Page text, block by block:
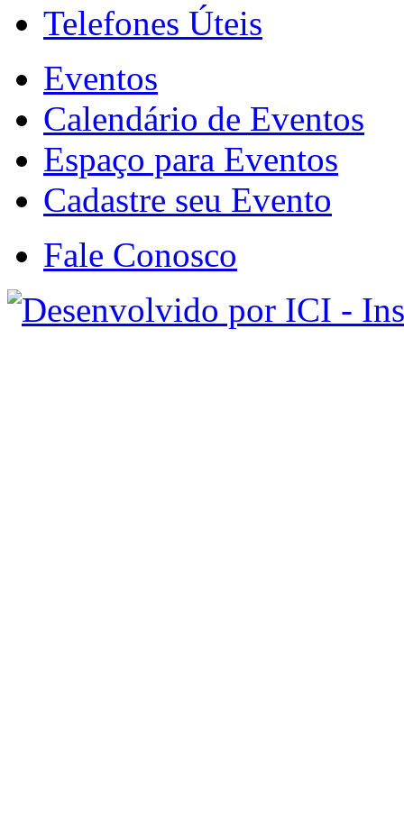
Telefones Úteis
Eventos
Calendário de Eventos
Espaço para Eventos
Cadastre seu Evento
Fale Conosco